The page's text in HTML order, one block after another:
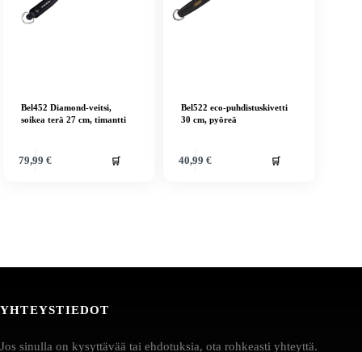
Bel452 Diamond-veitsi,
soikea terä 27 cm, timantti
79,99 € 🛒
Bel522 eco-puhdistuskivetti
30 cm, pyöreä
40,99 € 🛒
YHTEYSTIEDOT
Jos sinulla on kysyttävää tai ehdotuksia, ota rohkeasti yhteyttä.